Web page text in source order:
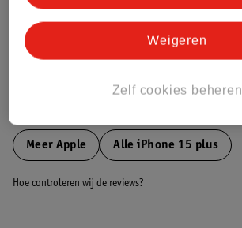
Bestel & Bezorginformatie
Meer Apple Alle iPhone 15 plus
Hoe controleren wij de reviews?
Zelf cookies beheren
Weigeren